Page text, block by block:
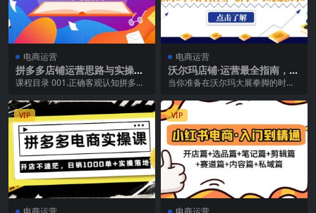
电商运营
拼多多店铺运营思路与实操干
货，当天入驻，当天开卖，稳
课程目录 001.正确客观认知拼多多
作步...
电商运营
沃尔玛店铺·运营最全指南，挖
掘·沃尔玛·入门盲区，新手0-1
当你准备在沃尔玛大展拳脚的时
后台入口，新手开店...
VIP VIP